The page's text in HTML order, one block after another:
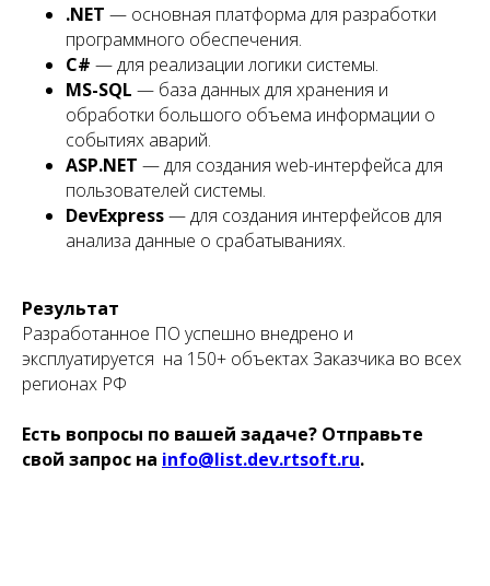
.NET — основная платформа для разработки
программного обеспечения.
C# — для реализации логики системы.
MS-SQL — база данных для хранения и
обработки большого объема информации о
событиях аварий.
ASP.NET — для создания web-интерфейса для
пользователей системы.
DevExpress— для создания интерфейсов для
анализа данные о срабатываниях.
Результат
Разработанное ПО успешно внедрено и
эксплуатируется на 150+ объектах Заказчика во всех
регионах РФ
Есть вопросы по вашей задаче? Отправьте
свой запрос на info@list.dev.rtsoft.ru.